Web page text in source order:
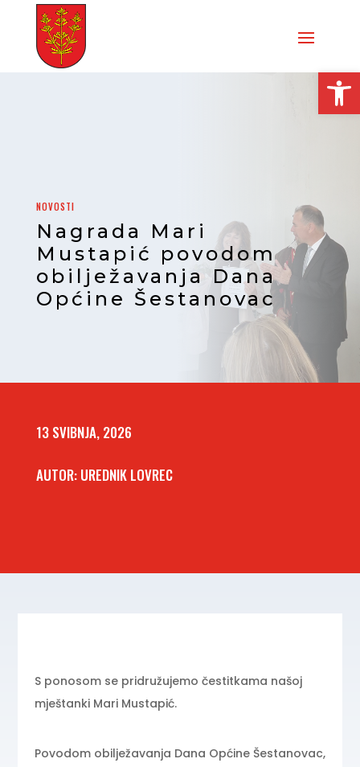
NOVOSTI
Nagrada Mari
Mustapić povodom
obilježavanja Dana
Općine Šestanovac
13 SVIBNJA, 2026
AUTOR: UREDNIK LOVREC
S ponosom se pridružujemo čestitkama našoj
mještanki Mari Mustapić.
Povodom obilježavanja Dana Općine Šestanovac,